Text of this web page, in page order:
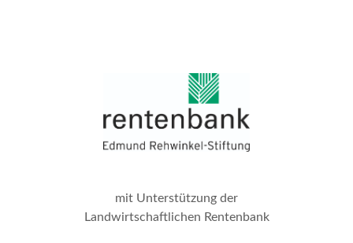
mit Unterstützung der
Landwirtschaftlichen Rentenbank